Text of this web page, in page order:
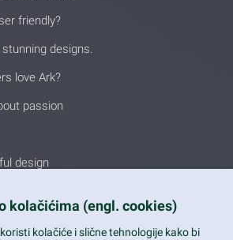
friendly?
designs.
love Ark?
passion
design
kolačićima (engl. cookies)
kolačiće i slične tehnologije kako bi